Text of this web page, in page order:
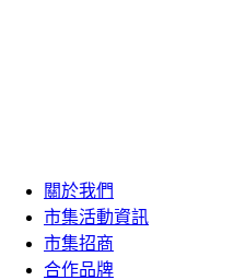
關於我們
市集活動資訊
市集招商
合作品牌